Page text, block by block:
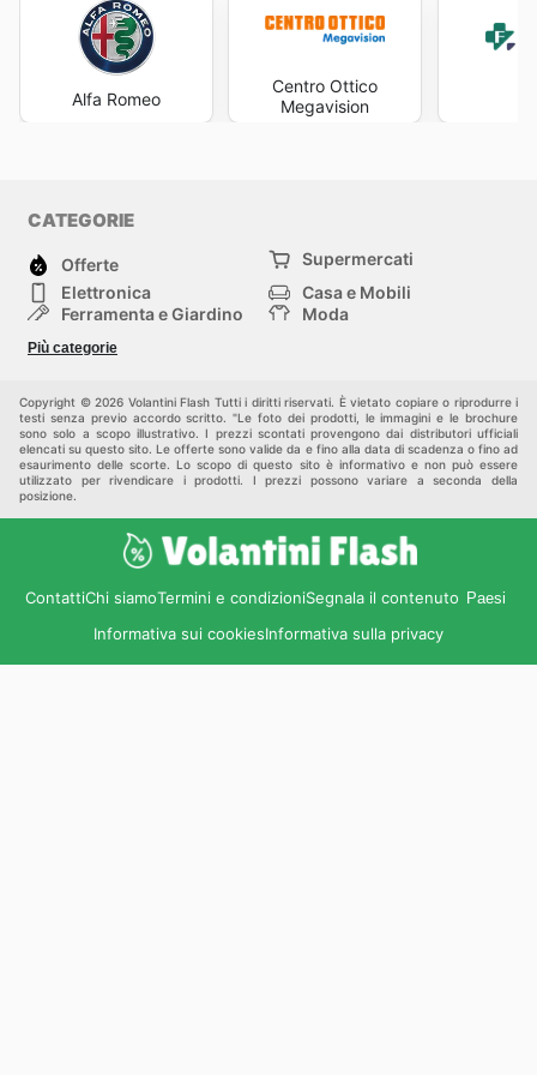
frequentemente il loro sito web è il modo più efficace
per non perdere
Libraccio ad this weeko qualsiasi altra
promozione in corso. La consultazione regolare dei
Libraccio ade dei relativi volantini promozionali
permette di essere sempre informati su nuove uscite
acquisti, approfittando dei periodi più convenienti per
esami universitari con materiali a prezzi ridotti o fare
regali pensati e graditi. La dinamicità delle offerte
proposte da Libraccio assicura che ci sia sempre
ogni visita al sito un'esperienza potenzialmente ricca di
comunicare queste opportunità dimostra un reale
impegno nei confronti dei propri clienti, desiderosi di
offrire un valore aggiunto tangibile.
Visit Libraccio's website today to explore the best deals
and start saving now.
Alfa Romeo
Centro Ottico
Megavision
CATEGORIE
Offerte
Supermercati
Elettronica
Casa e Mobili
Ferramenta e Giardino
Moda
Bambini e Neonati
Più categorie
Copyright © 2026 Volantini Flash Tutti i diritti riservati. È vietato copiare o riprodurre i
testi senza previo accordo scritto. "Le foto dei prodotti, le immagini e le brochure
sono solo a scopo illustrativo. I prezzi scontati provengono dai distributori ufficiali
elencati su questo sito. Le offerte sono valide da e fino alla data di scadenza o fino ad
esaurimento delle scorte. Lo scopo di questo sito è informativo e non può essere
utilizzato per rivendicare i prodotti. I prezzi possono variare a seconda della
posizione.
ContattiChi siamoTermini e condizioniSegnala il contenuto Paesi
Informativa sui cookiesInformativa sulla privacy